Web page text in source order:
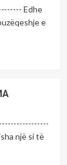
Edhe
e
një si të